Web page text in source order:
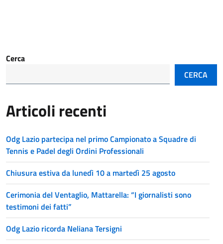
Cerca
CERCA
Articoli recenti
Odg Lazio partecipa nel primo Campionato a Squadre di
Tennis e Padel degli Ordini Professionali
Chiusura estiva da lunedì 10 a martedì 25 agosto
Cerimonia del Ventaglio, Mattarella: “I giornalisti sono
testimoni dei fatti”
Odg Lazio ricorda Neliana Tersigni